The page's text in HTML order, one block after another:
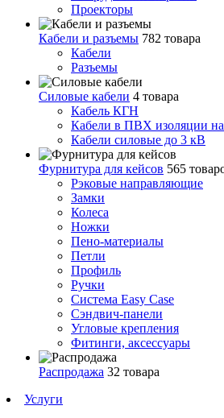
Проекторы
Кабели и разъемы 782 товара
Кабели
Разъемы
Силовые кабели 4 товара
Кабель КГН
Кабели в ПВХ изоляции
Кабели силовые до 3 кВ
Фурнитура для кейсов 565
Рэковые направляющие
Замки
Колеса
Ножки
Пено-материалы
Петли
Профиль
Ручки
Система Easy Case
Сэндвич-панели
Угловые крепления
Фитинги, аксессуары
Распродажа 32 товара
Услуги